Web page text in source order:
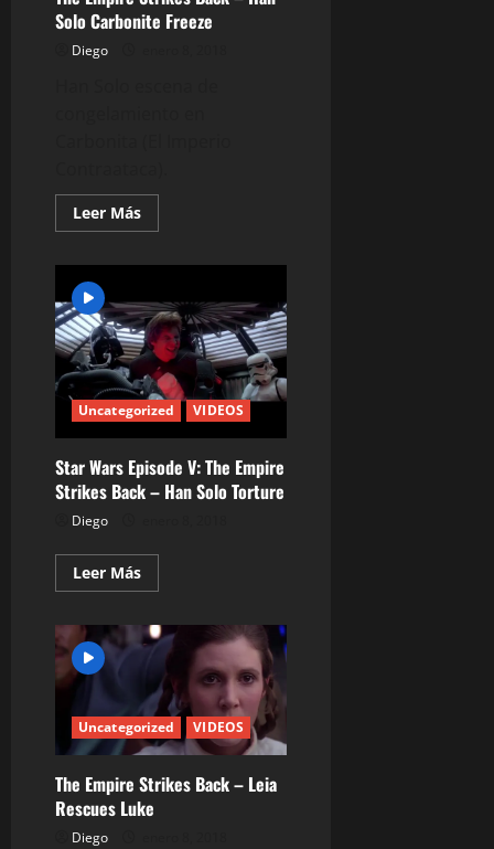
Solo Carbonite Freeze
Diego
Leer MásLeer
más
Strikes
Back
–
Han
Solo
Carbonite
Freeze
Uncategorized VIDEOS
Star Wars Episode V: The Empire
Strikes Back – Han Solo Torture
Diego
Leer MásLeer
más
Star
Wars
Episode
V:
The
Empire
Strikes
Back
–
Han
Solo
Torture
Uncategorized VIDEOS
The Empire Strikes Back – Leia
Rescues Luke
Diego